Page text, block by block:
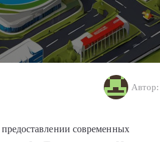
Автор:
современных